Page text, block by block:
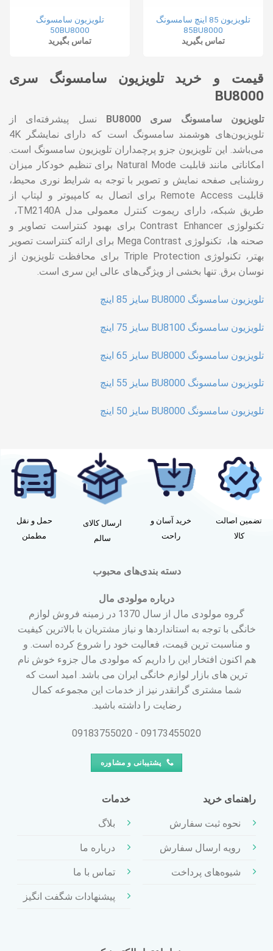
تلویزیون 85 اینچ سامسونگ
85BU8000
تماس بگیرید
تلویزیون سامسونگ
50BU8000
تماس بگیرید
قیمت و خرید تلویزیون سامسونگ سری
BU8000
تلویزیون سامسونگ سری BU8000
نسل پیشرفته‌ای از
تلویزیون‌های هوشمند سامسونگ است که دارای نمایشگر 4K
می‌باشد. این تلویزیون جزو پرچمداران تلویزیون سامسونگ است.
امکاناتی مانند قابلیت Natural Mode برای تنظیم خودکار میزان
روشنایی صفحه نمایش و تصویر با توجه به شرایط نوری محیط،
قابلیت Remote Access برای اتصال به کامپیوتر و لپتاپ از
طریق شبکه، دارای ریموت کنترل معمولی مدل TM2140A،
تکنولوژی Contrast Enhancer برای بهبود کنتراست تصاویر و
صحنه ها، تکنولوژی Mega Contrast برای ارائه کنتراست تصویر
بهتر، تکنولوژی Triple Protection برای محافظت تلویزیون از
نوسان برق. تنها بخشی از ویژگی‌های عالی این سری است.
تلویزیون سامسونگ BU8000 سایز 85 اینچ
تلویزیون سامسونگ BU8100 سایز 75 اینچ
تلویزیون سامسونگ BU8000 سایز 65 اینچ
تلویزیون سامسونگ BU8000 سایز 55 اینچ
تلویزیون سامسونگ BU8000 سایز 50 اینچ
تضمین اصالت
کالا
خرید آسان و
راحت
ارسال کالای
سالم
حمل و نقل
مطمئن
دسته بندی‌های محبوب
درباره مولودی مال
گروه مولودی مال از سال 1370 در زمینه فروش لوازم
خانگی با توجه به استانداردها و نیاز مشتریان با بالاترین کیفیت
و مناسبت ترین قیمت، فعالیت خود را شروع کرده است. و
هم اکنون افتخار این را داریم که مولودی مال جزوء خوش نام
ترین های بازار لوازم خانگی ایران می باشد. امید است که
شما مشتری گرانقدر نیز از خدمات این مجموعه کمال
رضایت را داشته باشید.
09173455020 - 09183755020
پشتیبانی و مشاوره
راهنمای خرید
نحوه ثبت سفارش
رویه ارسال سفارش
شیوه‌های پرداخت
خدمات
بلاگ
درباره ما
تماس با ما
پیشنهادات شگفت انگیز